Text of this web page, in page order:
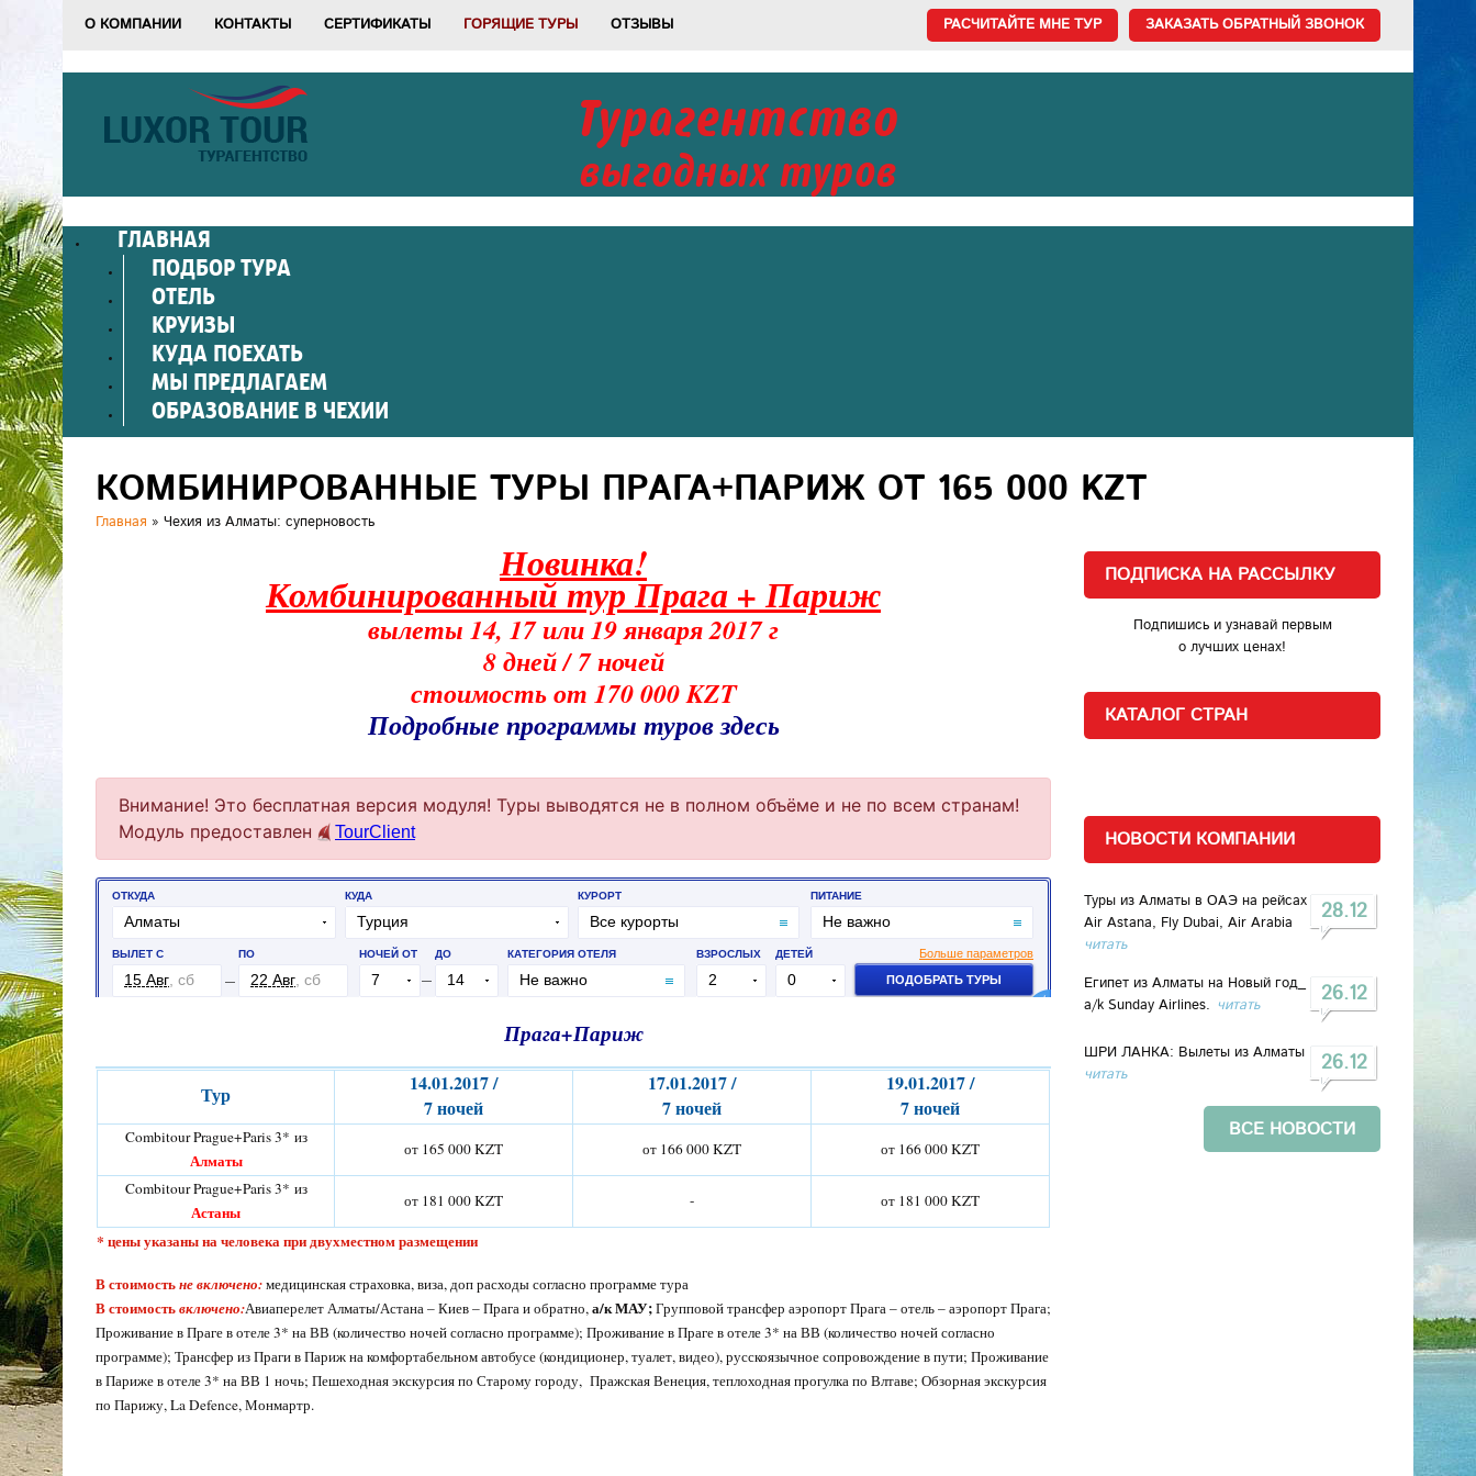
О КОМПАНИИ КОНТАКТЫ СЕРТИФИКАТЫ ГОРЯЩИЕ ТУРЫ ОТЗЫВЫ ЗАКАЗАТЬ ОБРАТНЫЙ ЗВОНОК
РАСЧИТАЙТЕ МНЕ ТУР
Турагентство
выгодных туров
ГЛАВНАЯ
ПОДБОР ТУРА
ОТЕЛЬ
КРУИЗЫ
КУДА ПОЕХАТЬ
МЫ ПРЕДЛАГАЕМ
ОБРАЗОВАНИЕ В ЧЕХИИ
КОМБИНИРОВАННЫЕ ТУРЫ ПРАГА+ПАРИЖ ОТ 165 000 KZT
Главная » Чехия из Алматы: суперновость
Новинка!
Комбинированный тур Прага + Париж
вылеты 14, 17 или 19 января 2017 г
8 дней / 7 ночей
стоимость от 170 000 KZT
Подробные программы туров здесь
Прага+Париж
Тур 14.01.2017 /
7 ночей
17.01.2017 /
7 ночей
19.01.2017 /
7 ночей
Combitour Prague+Paris 3* из
Алматы
от 165 000 KZT от 166 000 KZT
от 166 000 KZT
Combitour Prague+Paris 3* из
Астаны
от 181 000 KZT - от 181 000 KZT
* цены указаны на человека при двухместном размещении
В стоимостьне включено:медицинская страховка, виза, доп расходы согласно программе тура
В стоимостьвключено:Авиаперелет Алматы/Астана – Киев – Прага и обратно,а/к МАУ;Групповой трансфер аэропорт Прага – отель – аэропорт Прага;
Проживание в Праге в отеле 3* на ВВ (количество ночей согласно программе); Проживание в Праге в отеле 3* на ВВ (количество ночей согласно
программе); Трансфер из Праги в Париж на комфортабельном автобусе (кондиционер, туалет, видео), русскоязычное сопровождение в пути; Проживание
в Париже в отеле 3* на ВВ 1 ночь; Пешеходная экскурсия по Старому городу, Пражская Венеция, теплоходная прогулка по Влтаве; Обзорная экскурсия
по Парижу, La Defence, Монмартр.
ПОДПИСКА НА РАССЫЛКУ
Подпишись и узнавай первым
о лучших ценах!
КАТАЛОГ СТРАН
НОВОСТИ КОМПАНИИ
28.12
Туры из Алматы в ОАЭ на рейсах
Air Astana, Fly Dubai, Air Arabia
читать
26.12
Египет из Алматы на Новый год_
a/k Sunday Airlines.
читать
26.12
ШРИ ЛАНКА: Вылеты из Алматы
читать
ВСЕ НОВОСТИ